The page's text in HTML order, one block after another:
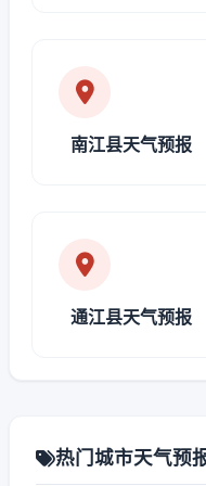
南江县天气预报
通江县天气预报
热门城市天气预